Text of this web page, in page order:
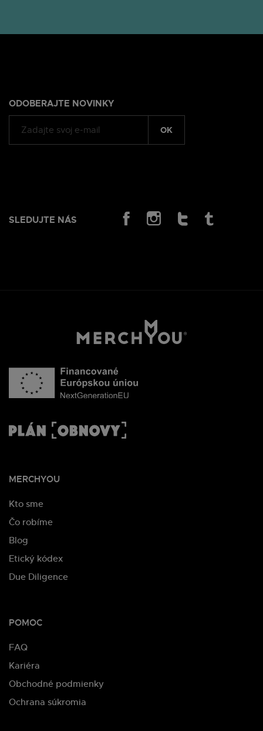
ODOBERAJTE NOVINKY
OK
SLEDUJTE NÁS
MERCHYOU
Kto sme
Čo robíme
Blog
Etický kódex
Due Diligence
POMOC
FAQ
Kariéra
Obchodné podmienky
Ochrana súkromia